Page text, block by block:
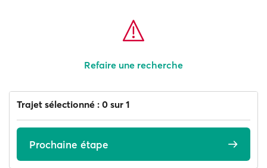
Refaire une recherche
Trajet sélectionné : 0 sur 1
Prochaine étape